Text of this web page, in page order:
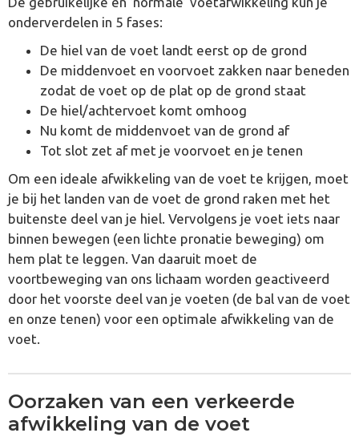
onderverdelen in 5 fases:
De hiel van de voet landt eerst op de grond
De middenvoet en voorvoet zakken naar beneden
zodat de voet op de plat op de grond staat
De hiel/achtervoet komt omhoog
Nu komt de middenvoet van de grond af
Tot slot zet af met je voorvoet en je tenen
Om een ​​ideale afwikkeling van de voet te krijgen, moet
je bij het landen van de voet de grond raken met het
buitenste deel van je hiel. Vervolgens je voet iets naar
binnen bewegen (een lichte pronatie beweging) om
hem plat te leggen. Van daaruit moet de
voortbeweging van ons lichaam worden geactiveerd
door het voorste deel van je voeten (de bal van de voet
en onze tenen) voor een optimale afwikkeling van de
voet.
Oorzaken van een verkeerde
afwikkeling van de voet